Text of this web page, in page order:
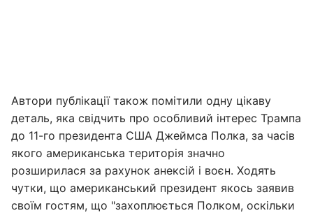
Автори публікації також помітили одну цікаву
деталь, яка свідчить про особливий інтерес Трампа
до 11-го президента США Джеймса Полка, за часів
якого американська територія значно
розширилася за рахунок анексій і воєн. Ходять
чутки, що американський президент якось заявив
своїм гостям, що "захоплюється Полком, оскільки